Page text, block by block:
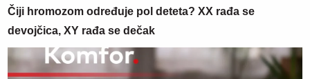
Čiji hromozom određuje pol deteta? XX rađa se
devojčica, XY rađa se dečak